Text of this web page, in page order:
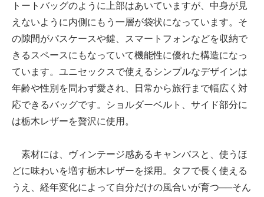
トートバッグのように上部はあいていますが、中身が見
えないように内側にもう一層が袋状になっています。そ
の隙間がパスケースや鍵、スマートフォンなどを収納で
きるスペースにもなっていて機能性に優れた構造になっ
ています。ユニセックスで使えるシンプルなデザインは
年齢や性別を問わず愛され、日常から旅行まで幅広く対
応できるバッグです。ショルダーベルト、サイド部分に
は栃木レザーを贅沢に使用。
素材には、ヴィンテージ感あるキャンバスと、使うほ
どに味わいを増す栃木レザーを採用。タフで長く使える
うえ、経年変化によって自分だけの風合いが育つ──そん